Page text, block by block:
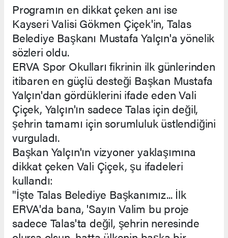
Programın en dikkat çeken anı ise
Kayseri Valisi Gökmen Çiçek'in, Talas
Belediye Başkanı Mustafa Yalçın'a yönelik
sözleri oldu.
ERVA Spor Okulları fikrinin ilk günlerinden
itibaren en güçlü desteği Başkan Mustafa
Yalçın'dan gördüklerini ifade eden Vali
Çiçek, Yalçın'ın sadece Talas için değil,
şehrin tamamı için sorumluluk üstlendiğini
vurguladı.
Başkan Yalçın'ın vizyoner yaklaşımına
dikkat çeken Vali Çiçek, şu ifadeleri
kullandı:
"İşte Talas Belediye Başkanımız... İlk
ERVA'da bana, 'Sayın Valim bu proje
sadece Talas'ta değil, şehrin neresinde